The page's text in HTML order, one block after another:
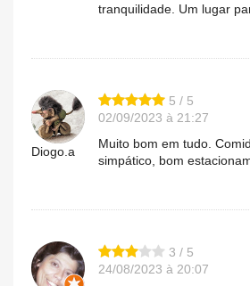
tranquilidade. Um lugar
Diogo.a
5 / 5
02/09/2023 à 21:27
Muito bom em tudo.
simpático, bom
3 / 5
24/08/2023 à 20:07